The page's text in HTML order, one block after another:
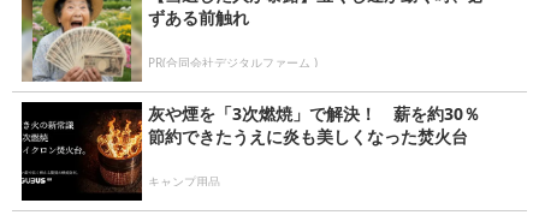
ずある前触れ
PR(合同会社デジタルファーム )
灰や煙を「3次燃焼」で解決！ 薪を約30％
節約できたうえに炎も美しくなった焚火台
キャンプ用品